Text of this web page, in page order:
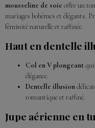
mousseline de soie offre un
mariages bohèmes et élégants.
féminité naturelle et raffinée.
Haut en dentelle
Col en V plongeantqui
élégance.
Dentelle illusion
romantique et raffiné.
Jupe aérienne en